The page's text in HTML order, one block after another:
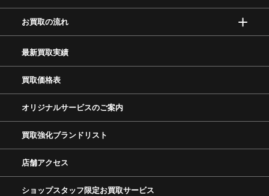
お買取の流れ
最新買取実績
買取価格表
オリジナルサービスのご案内
買取強化ブランドリスト
店舗アクセス
ショップスタッフ限定お買取サービス